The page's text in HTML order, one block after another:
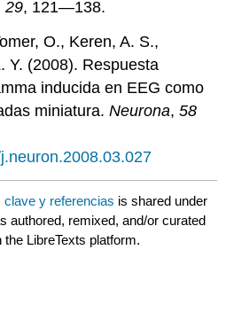
29, 121—138.
O., Keren, A. S.,
Y. (2008). Respuesta
inducida en EEG como
miniatura.Neurona,58
clave y referencias is shared under
authored, remixed, and/or curated
the LibreTexts platform.